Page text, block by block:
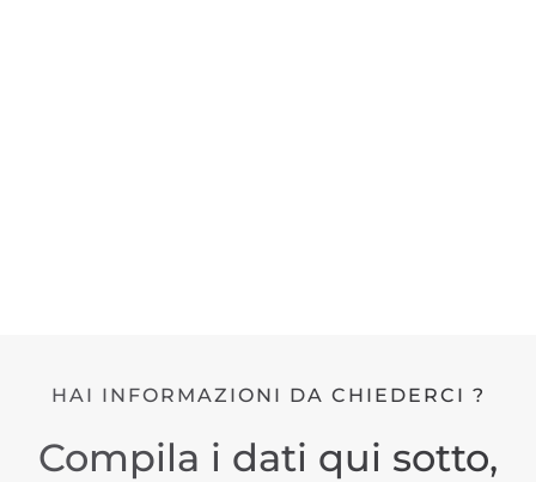
HAI INFORMAZIONI DA CHIEDERCI ?
Compila i dati qui sotto,